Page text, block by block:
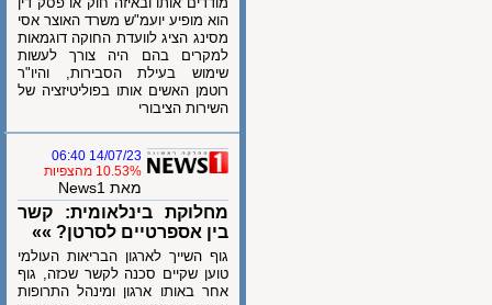
הוא מופיע יועמ"ש משרד האוצר אסי
מסינג הציג לוועדת החוקה דוגמאות
למקרים בהם היה צורך לעשות
שימוש בעילת הסבירות, והיו"ר
רוטמן האשים אותו בפוליטיזציה של
השירות הציבורי
14/07/23 06:40
10.53% מהצפיות
מאת News1
מחלוקת בינלאומית: קשר
בין אספרטיים לסרטן? »»
גוף השייך לארגון הבריאות העולמי
טוען שקיים סכנה לקשר שכזה, גוף
אחר באותו ארגון ומינהל התרופות